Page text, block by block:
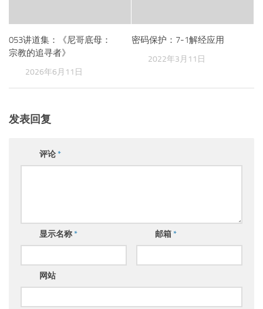
053讲道集：《尼哥底母：
宗教的追寻者》
2026年6月11日
密码保护：7-1解经应用
2022年3月11日
发表回复
评论*
显示名称* 邮箱*
网站